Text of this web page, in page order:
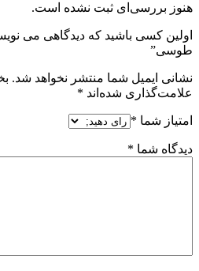
هنوز بررسی‌ای ثبت نشده است.
اولین کسی باشید که دیدگاهی می
طوسی”
نشانی ایمیل شما منتشر نخواهد شد.
علامت‌گذاری شده‌اند *
امتیاز شما *
دیدگاه شما *